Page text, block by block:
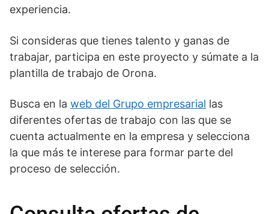
experiencia.
Si consideras que tienes talento y ganas de
trabajar, participa en este proyecto y súmate a la
plantilla de trabajo de Orona.
Busca en la web del Grupo empresarial las
diferentes ofertas de trabajo con las que se
cuenta actualmente en la empresa y selecciona
la que más te interese para formar parte del
proceso de selección.